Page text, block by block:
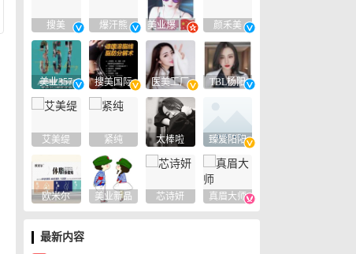
搜美 爆汗熊 美业爆款平台 颜禾美
美业357 搜美国际 医美工厂 TBL杨阳
艾美缇 紧纯 太棒啦 臻爱阳阳
欧米尔 美业新品 芯诗妍 真眉大师
最新内容